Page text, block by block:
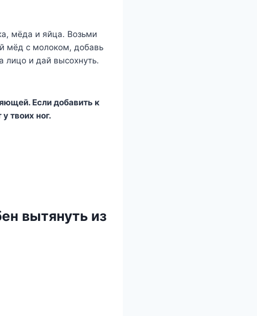
мёда и яйца. Возьми
мёд с молоком, добавь
лицо и дай высохнуть.
Если добавить к
твоих ног.
вытянуть из